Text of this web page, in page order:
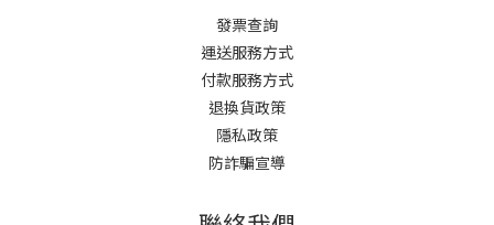
發票查詢
運送服務方式
付款服務方式
退換貨政策
隱私政策
防詐騙宣導